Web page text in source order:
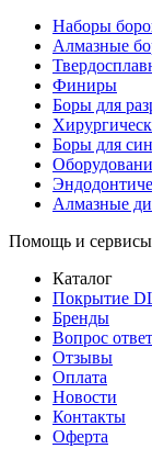
Наборы
Алмазные
Финиры
Боры для
Боры для
Алмазные
Помощь и сервисы
Каталог
Покрытие
Бренды
Вопрос ответ
Отзывы
Оплата
Новости
Контакты
Оферта